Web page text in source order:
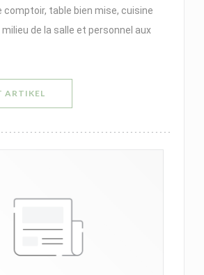
comptoir, table bien mise, cuisine
de la salle et personnel aux
ARTIKEL